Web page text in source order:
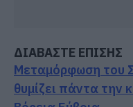
ΔΙΑΒΑΣΤΕ ΕΠΙΣΗΣ
Μεταμόρφωση του
θυμίζει πάντα την